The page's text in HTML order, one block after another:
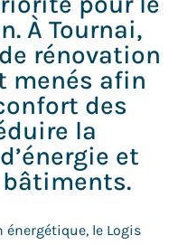
À Tournai,
rénovation
menés afin
des
la
et
le Logis